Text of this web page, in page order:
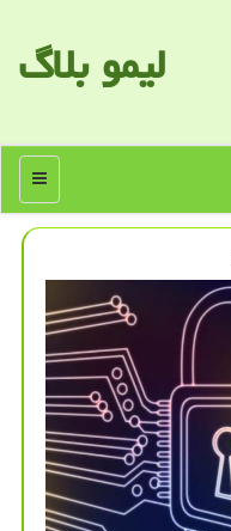
لیمو بلاگ
منو